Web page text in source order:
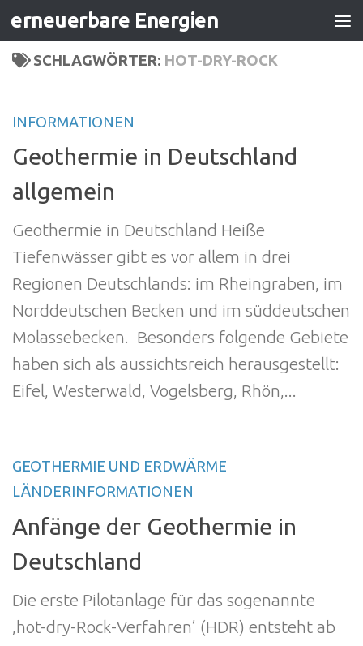
Zum Inhalt springen
erneuerbare Energien
SCHLAGWÖRTER: HOT-DRY-ROCK
INFORMATIONEN
Geothermie in Deutschland
allgemein
Geothermie in Deutschland Heiße
Tiefenwässer gibt es vor allem in drei
Regionen Deutschlands: im Rheingraben, im
Norddeutschen Becken und im süddeutschen
Molassebecken. Besonders folgende Gebiete
haben sich als aussichtsreich herausgestellt:
Eifel, Westerwald, Vogelsberg, Rhön,...
GEOTHERMIE UND ERDWÄRME
LÄNDERINFORMATIONEN
Anfänge der Geothermie in
Deutschland
Die erste Pilotanlage für das sogenannte
‚hot-dry-Rock-Verfahren’ (HDR) entsteht ab